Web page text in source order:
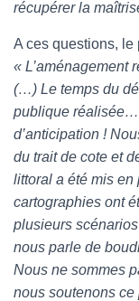
récupérer la
A ces questions, le
« L’aménagement
(…) Le temps du
publique réalisée…
d’anticipation !
du trait de cote et
littoral a été mis en
cartographies ont
plusieurs
nous parle de
Nous ne sommes
nous soutenons ce